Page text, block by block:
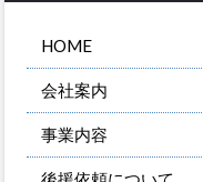
HOME
会社案内
事業内容